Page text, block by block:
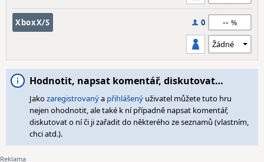
XboxX/S 0 --
Hodnotit, napsat komentář, diskutovat…
Jakozaregistrovanýa přihlášený uživatel můžete tuto hru
nejen ohodnotit, ale také k ní případně napsat komentář,
diskutovat o ní či ji zařadit do některého ze seznamů (vlastním,
chci atd.).